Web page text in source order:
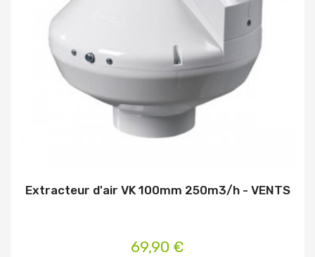
Extracteur d'air VK 100mm 250m3/h - VENTS
69,90 €